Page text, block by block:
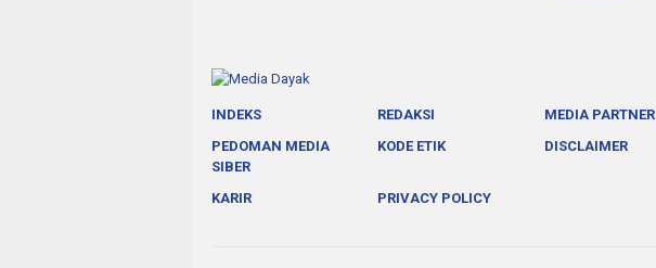
INDEKS REDAKSI
MEDIA PARTNER
PEDOMAN MEDIA
SIBER
KODE ETIK DISCLAIMER
KARIR PRIVACY POLICY